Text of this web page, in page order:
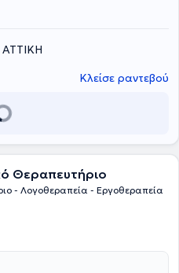
και επικοινωνιακή
Κλείσε ραντεβού
Θεραπευτήριο
- Λογοθεραπεία - Εργοθεραπεία